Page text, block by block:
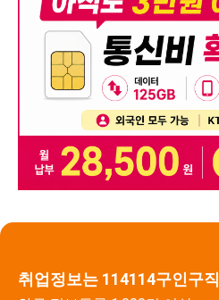
취업정보는 114114구인구직